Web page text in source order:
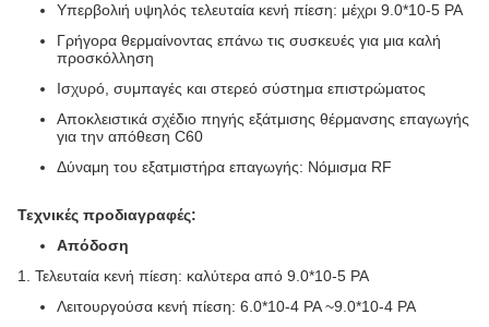
Υπερβολιή υψηλός τελευταία κενή πίεση: μέχρι 9.0*10-5 PA
Γρήγορα θερμαίνοντας επάνω τις συσκευές για μια καλή
προσκόλληση
Ισχυρό, συμπαγές και στερεό σύστημα επιστρώματος
Αποκλειστικά σχέδιο πηγής εξάτμισης θέρμανσης επαγωγής
για την απόθεση C60
Δύναμη του εξατμιστήρα επαγωγής: Νόμισμα RF
Τεχνικές προδιαγραφές:
Απόδοση
1. Τελευταία κενή πίεση: καλύτερα από 9.0*10-5 PA
Λειτουργούσα κενή πίεση: 6.0*10-4 PA ~9.0*10-4 PA